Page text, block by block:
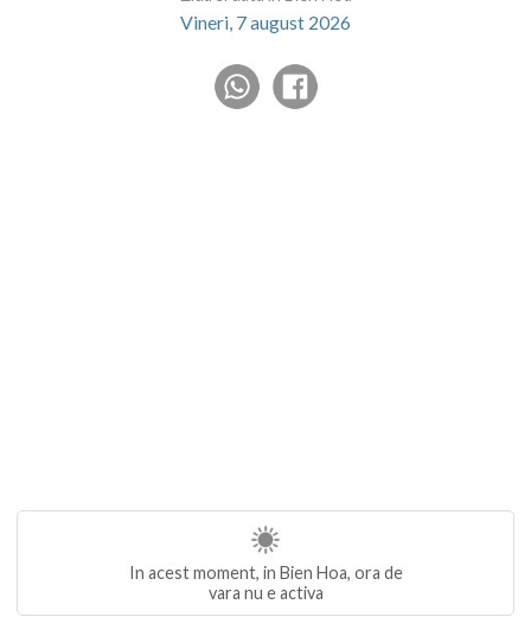
Vineri, 7 august 2026
In acest moment, in Bien Hoa, ora de
vara nu e activa